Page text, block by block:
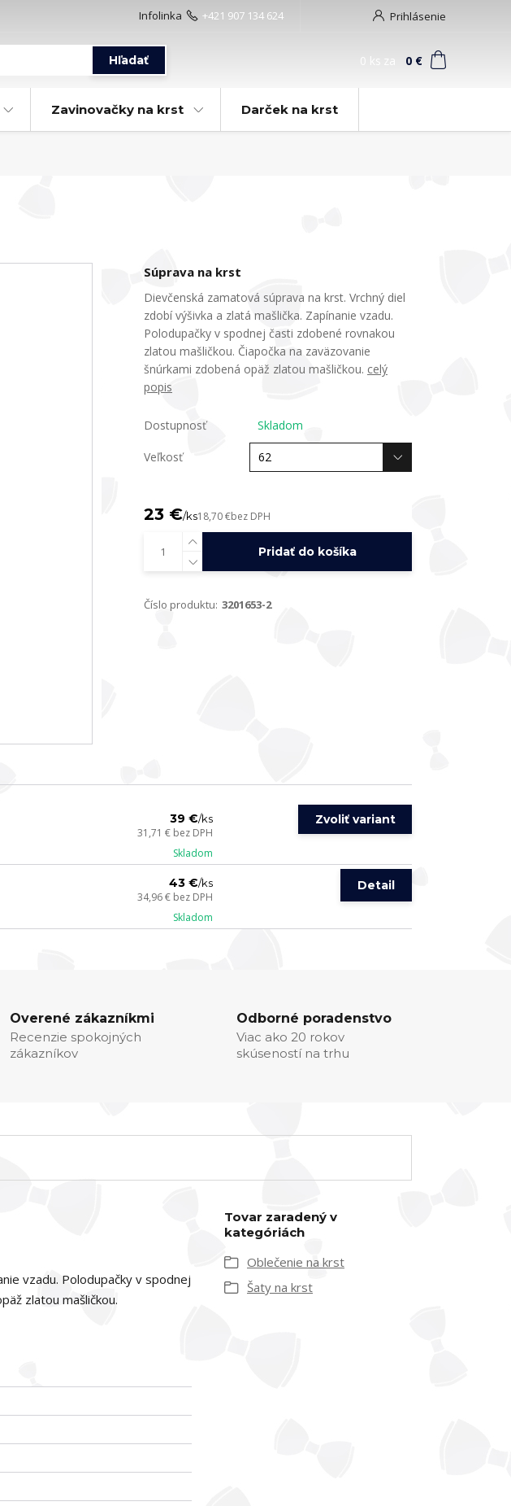
Prihlásenie
Hľadať
Infolinka +421 907 134 624
0 ks za 0 €
Zavinovačky na krst Darček na krst
Súprava na krst
Dievčenská zamatová súprava na krst. Vrchný diel
zdobí výšivka a zlatá mašlička. Zapínanie vzadu.
Polodupačky v spodnej časti zdobené rovnakou
zlatou mašličkou. Čiapočka na zaväzovanie
šnúrkami zdobená opäž zlatou mašličkou. celý
popis
Dostupnosť Skladom
Veľkosť
23 €/ks18,70 €bez DPH
Pridať do košíka
Číslo produktu: 3201653-2
39 €/ks
31,71 € bez DPH
Skladom
Zvoliť variant
43 €/ks
34,96 € bez DPH
Skladom
Detail
Overené zákazníkmi
Recenzie spokojných
zákazníkov
Odborné poradenstvo
Viac ako 20 rokov
skúseností na trhu
vzadu. Polodupačky v spodnej
zlatou mašličkou.
Tovar zaradený v
kategóriách
Oblečenie na krst
Šaty na krst